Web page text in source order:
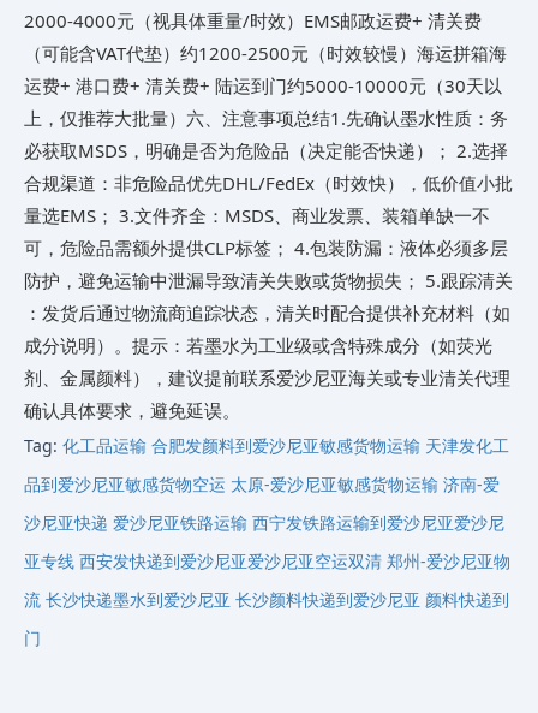
2000-4000元（视具体重量/时效）​EMS邮政​运费+ 清关费
（可能含VAT代垫）约1200-2500元（时效较慢）​海运拼箱​海
运费+ 港口费+ 清关费+ 陆运到门约5000-10000元（30天以
上，仅推荐大批量） ​六、注意事项总结​ 1.​先确认墨水性质​：务
必获取MSDS，明确是否为危险品（决定能否快递）； 2.​选择
合规渠道​：非危险品优先DHL/FedEx（时效快），低价值小批
量选EMS； 3.​文件齐全​：MSDS、商业发票、装箱单缺一不
可，危险品需额外提供CLP标签； 4.​包装防漏​：液体必须多层
防护，避免运输中泄漏导致清关失败或货物损失； 5.​跟踪清关​
：发货后通过物流商追踪状态，清关时配合提供补充材料（如
成分说明）。 ​提示​：若墨水为工业级或含特殊成分（如荧光
剂、金属颜料），建议提前联系爱沙尼亚海关或专业清关代理
确认具体要求，避免延误。
Tag: 化工品运输 合肥发颜料到爱沙尼亚敏感货物运输 天津发化工
品到爱沙尼亚敏感货物空运 太原-爱沙尼亚‌‌‌‌‌‌‌‌‌‌‌‌‌‌‌‌‌‌‌‌‌‌‌‌‌‌‌‌‌‌‌‌‌‌‌‌‌‌‌‌‌‌‌‌‌‌‌‌‌‌‌‌‌‌‌‌‌‌‌‌‌‌‌‌‌‌‌‌‌‌‌‌‌‌‌‌‌‌‌‌‌‌‌‌‌‌‌‌‌‌‌‌‌‌‌‌‌‌‌‌‌‌‌‌‌‌‌‌‌‌‌敏感货物运输 济南-爱
沙尼亚‌‌‌‌‌‌‌‌‌‌‌‌‌‌‌‌‌‌‌‌‌‌‌‌‌‌‌‌‌‌‌‌‌‌‌‌‌‌‌‌‌‌‌‌‌‌‌‌‌‌‌‌‌‌‌‌‌‌‌‌‌‌‌‌‌‌‌‌‌‌‌‌‌‌‌‌‌‌‌‌‌‌‌‌‌‌‌‌‌‌‌‌‌‌‌‌‌‌‌‌‌‌‌‌‌‌‌‌‌‌‌快递 爱沙尼亚‌‌‌‌‌‌‌‌‌‌‌‌‌‌‌‌‌‌‌‌‌‌‌‌‌‌‌‌‌‌‌‌‌‌‌‌‌‌‌‌‌‌‌‌‌‌‌‌‌‌‌‌‌‌‌‌‌‌‌‌‌‌‌‌‌‌‌‌‌‌‌‌‌‌‌‌‌‌‌‌‌‌‌‌‌‌‌‌‌‌‌‌‌‌‌‌‌‌‌‌‌‌‌‌‌‌‌‌‌‌‌铁路运输 西宁发铁路运输到爱沙尼亚爱沙尼
亚‌‌‌‌‌‌‌‌‌‌‌‌‌‌‌‌‌‌‌‌‌‌‌‌‌‌‌‌‌‌‌‌‌‌‌‌‌‌‌‌‌‌‌‌‌‌‌‌‌‌‌‌‌‌‌‌‌‌‌‌‌‌‌‌‌‌‌‌‌‌‌‌‌‌‌‌‌‌‌‌‌‌‌‌‌‌‌‌‌‌‌‌‌‌‌‌‌‌‌‌‌‌‌‌‌‌‌‌‌‌‌专线 西安发快递到爱沙尼亚爱沙尼亚‌‌‌‌‌‌‌‌‌‌‌‌‌‌‌‌‌‌‌‌‌‌‌‌‌‌‌‌‌‌‌‌‌‌‌‌‌‌‌‌‌‌‌‌‌‌‌‌‌‌‌‌‌‌‌‌‌‌‌‌‌‌‌‌‌‌‌‌‌‌‌‌‌‌‌‌‌‌‌‌‌‌‌‌‌‌‌‌‌‌‌‌‌‌‌‌‌‌‌‌‌‌‌‌‌‌‌‌‌‌‌空运双清 郑州-爱沙尼亚‌‌‌‌‌‌‌‌‌‌‌‌‌‌‌‌‌‌‌‌‌‌‌‌‌‌‌‌‌‌‌‌‌‌‌‌‌‌‌‌‌‌‌‌‌‌‌‌‌‌‌‌‌‌‌‌‌‌‌‌‌‌‌‌‌‌‌‌‌‌‌‌‌‌‌‌‌‌‌‌‌‌‌‌‌‌‌‌‌‌‌‌‌‌‌‌‌‌‌‌‌‌‌‌‌‌‌‌‌‌‌物
流 长沙快递墨水到爱沙尼亚 长沙颜料快递到爱沙尼亚 颜料快递到
门